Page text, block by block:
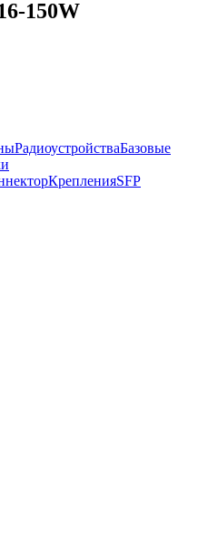
150W
РадиоустройстваБазовые
КрепленияSFP